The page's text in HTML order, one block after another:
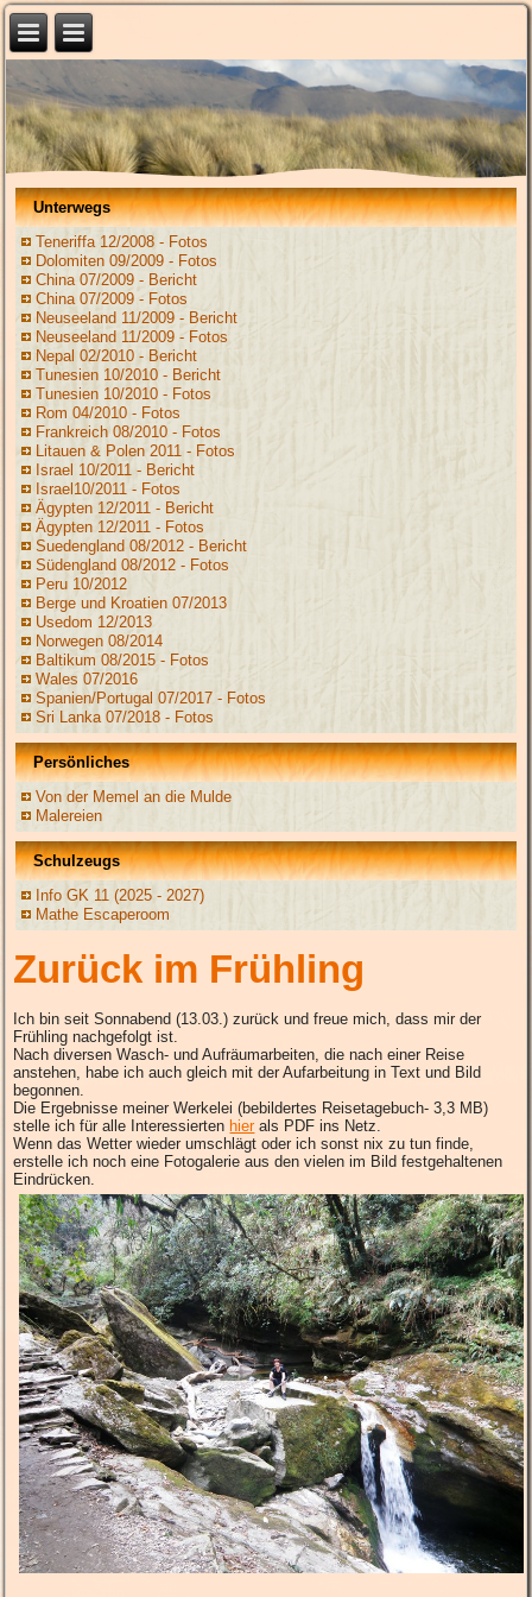
Unterwegs
Teneriffa 12/2008 - Fotos
Dolomiten 09/2009 - Fotos
China 07/2009 - Bericht
China 07/2009 - Fotos
Neuseeland 11/2009 - Bericht
Neuseeland 11/2009 - Fotos
Nepal 02/2010 - Bericht
Tunesien 10/2010 - Bericht
Tunesien 10/2010 - Fotos
Rom 04/2010 - Fotos
Frankreich 08/2010 - Fotos
Litauen & Polen 2011 - Fotos
Israel 10/2011 - Bericht
Israel10/2011 - Fotos
Ägypten 12/2011 - Bericht
Ägypten 12/2011 - Fotos
Suedengland 08/2012 - Bericht
Südengland 08/2012 - Fotos
Peru 10/2012
Berge und Kroatien 07/2013
Usedom 12/2013
Norwegen 08/2014
Baltikum 08/2015 - Fotos
Wales 07/2016
Spanien/Portugal 07/2017 - Fotos
Sri Lanka 07/2018 - Fotos
Persönliches
Von der Memel an die Mulde
Malereien
Schulzeugs
Info GK 11 (2025 - 2027)
Mathe Escaperoom
Zurück im Frühling
Ich bin seit Sonnabend (13.03.) zurück und freue mich, dass mir der
Frühling nachgefolgt ist.
Nach diversen Wasch- und Aufräumarbeiten, die nach einer Reise
anstehen, habe ich auch gleich mit der Aufarbeitung in Text und Bild
begonnen.
Die Ergebnisse meiner Werkelei (bebildertes Reisetagebuch- 3,3 MB)
stelle ich für alle Interessierten hier als PDF ins Netz.
Wenn das Wetter wieder umschlägt oder ich sonst nix zu tun finde,
erstelle ich noch eine Fotogalerie aus den vielen im Bild festgehaltenen
Eindrücken.